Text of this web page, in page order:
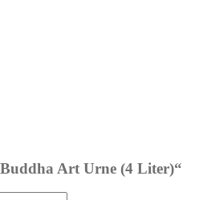
Buddha Art Urne (4 Liter)“